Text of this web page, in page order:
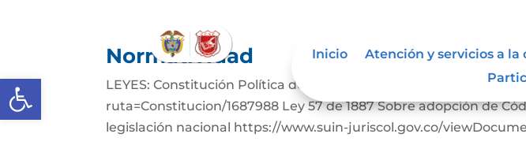
Abrir barra de herramientas
Inicio Atención y servicios a la
Normatividad
LEYES: Constitución Política de Colombia. https://www.suin-
ruta=Constitucion/1687988 Ley 57 de 1887 Sobre adopción de
legislación nacional https://www.suin-juriscol.gov.co/